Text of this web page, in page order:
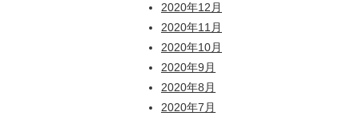
2020年12月
2020年11月
2020年10月
2020年9月
2020年8月
2020年7月